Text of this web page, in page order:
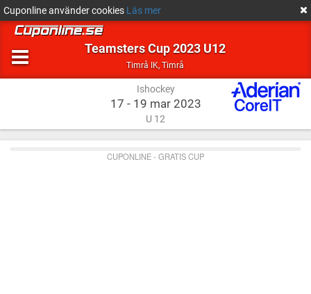
Cuponline använder cookies Läs mer
Teamsters Cup 2023 U12
Timrå IK,Ishockey
TimråTimrå
Ishockey
17 - 19 mar 2023
U 12
CUPONLINE - GRATIS CUP